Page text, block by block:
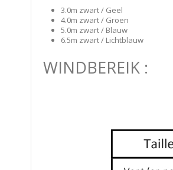
3.0m zwart / Geel
4.0m zwart / Groen
5.0m zwart / Blauw
6.5m zwart / Lichtblauw
WINDBEREIK :